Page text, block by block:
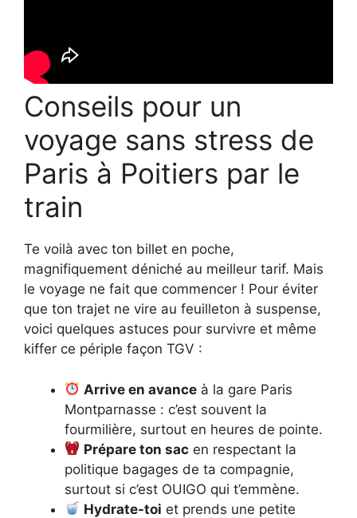
Conseils pour un
voyage sans stress de
Paris à Poitiers par le
train
Te voilà avec ton billet en poche,
magnifiquement déniché au meilleur tarif. Mais
le voyage ne fait que commencer ! Pour éviter
que ton trajet ne vire au feuilleton à suspense,
voici quelques astuces pour survivre et même
kiffer ce périple façon TGV :
Arrive en avance à la gare Paris
Montparnasse : c’est souvent la
fourmilière, surtout en heures de pointe.
Prépare ton sac en respectant la
politique bagages de ta compagnie,
surtout si c’est OUIGO qui t’emmène.
Hydrate-toi et prends une petite